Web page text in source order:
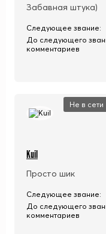
Забавная штука)
Следующее звание:
До следующего
комментариев
Не в сети
Kuil
Просто шик
Следующее звание:
До следующего
комментариев